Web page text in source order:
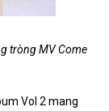
tròng MV Come
Vol 2 mang